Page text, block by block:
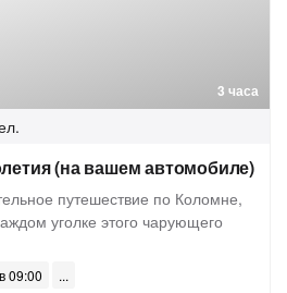
3 часа
(на вашем автомобиле)
путешествие по Коломне,
уголке этого чарующего
09:00